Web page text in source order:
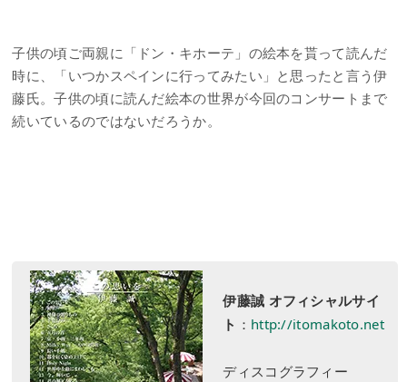
子供の頃ご両親に「ドン・キホーテ」の絵本を貰って読んだ
時に、「いつかスペインに行ってみたい」と思ったと言う伊
藤氏。子供の頃に読んだ絵本の世界が今回のコンサートまで
続いているのではないだろうか。
伊藤誠 オフィシャルサイ
ト ： http://itomakoto.net
ディスコグラフィー